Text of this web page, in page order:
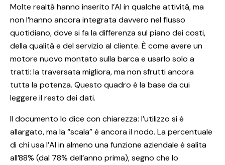
Molte realtà hanno inserito l’AI in qualche attività, ma
non l’hanno ancora integrata davvero nel flusso
quotidiano, dove si fa la differenza sul piano dei costi,
della qualità e del servizio al cliente. È come avere un
motore nuovo montato sulla barca e usarlo solo a
tratti: la traversata migliora, ma non sfrutti ancora
tutta la potenza. Questo quadro è la base da cui
leggere il resto dei dati.
Il documento lo dice con chiarezza: l’utilizzo si è
allargato, ma la “scala” è ancora il nodo. La percentuale
di chi usa l’AI in almeno una funzione aziendale è salita
all’88% (dal 78% dell’anno prima), segno che lo